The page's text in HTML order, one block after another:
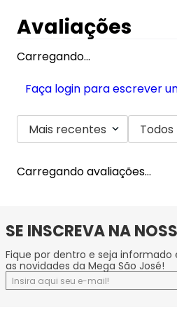
Avaliações
Carregando…
Faça login para escrever
Mais recentes Todos
Carregando avaliações…
SE INSCREVA NA
Fique por dentro e seja
as novidades da Mega São José!